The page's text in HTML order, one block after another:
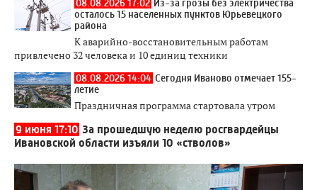
08.08.2026 17:02 Из-за грозы без электричества
осталось 15 населенных пунктов Юрьевецкого
района
К аварийно-восстановительным работам
привлечено 32 человека и 10 единиц техники
08.08.2026 14:04 Сегодня Иваново отмечает 155-
летие
Праздничная программа стартовала утром
9 июня 17:10 За прошедшую неделю росгвардейцы
Ивановской области изъяли 10 «стволов»